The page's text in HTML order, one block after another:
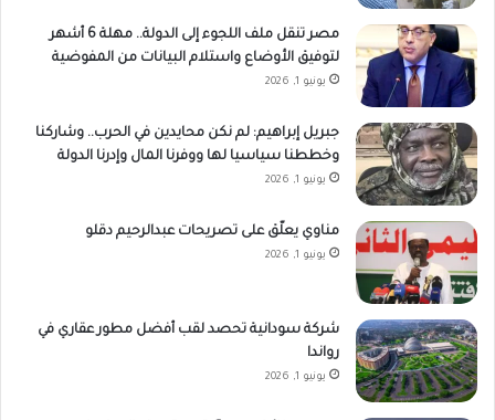
مصر تنقل ملف اللجوء إلى الدولة.. مهلة 6 أشهر
لتوفيق الأوضاع واستلام البيانات من المفوضية
يونيو 1, 2026
جبريل إبراهيم: لم نكن محايدين في الحرب.. وشاركنا
وخططنا سياسيا لها ووفرنا المال وإدرنا الدولة
يونيو 1, 2026
مناوي يعلّق على تصريحات عبدالرحيم دقلو
يونيو 1, 2026
شركة سودانية تحصد لقب أفضل مطور عقاري في
رواندا
يونيو 1, 2026